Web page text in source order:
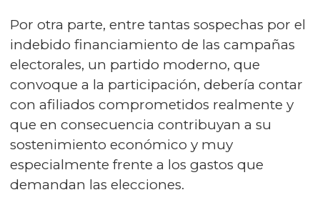
Por otra parte, entre tantas sospechas por el
indebido financiamiento de las campañas
electorales, un partido moderno, que
convoque a la participación, debería contar
con afiliados comprometidos realmente y
que en consecuencia contribuyan a su
sostenimiento económico y muy
especialmente frente a los gastos que
demandan las elecciones.